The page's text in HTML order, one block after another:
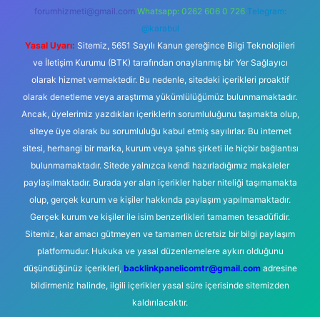
forumhizmeti@gmail.com Whatsapp: 0262 606 0 726 Telegram:
@karabul
Yasal Uyarı: Sitemiz, 5651 Sayılı Kanun gereğince Bilgi Teknolojileri
ve İletişim Kurumu (BTK) tarafından onaylanmış bir Yer Sağlayıcı
olarak hizmet vermektedir. Bu nedenle, sitedeki içerikleri proaktif
olarak denetleme veya araştırma yükümlülüğümüz bulunmamaktadır.
Ancak, üyelerimiz yazdıkları içeriklerin sorumluluğunu taşımakta olup,
siteye üye olarak bu sorumluluğu kabul etmiş sayılırlar. Bu internet
sitesi, herhangi bir marka, kurum veya şahıs şirketi ile hiçbir bağlantısı
bulunmamaktadır. Sitede yalnızca kendi hazırladığımız makaleler
paylaşılmaktadır. Burada yer alan içerikler haber niteliği taşımamakta
olup, gerçek kurum ve kişiler hakkında paylaşım yapılmamaktadır.
Gerçek kurum ve kişiler ile isim benzerlikleri tamamen tesadüfidir.
Sitemiz, kar amacı gütmeyen ve tamamen ücretsiz bir bilgi paylaşım
platformudur. Hukuka ve yasal düzenlemelere aykırı olduğunu
düşündüğünüz içerikleri, backlinkpanelicomtr@gmail.comadresine
bildirmeniz halinde, ilgili içerikler yasal süre içerisinde sitemizden
kaldırılacaktır.